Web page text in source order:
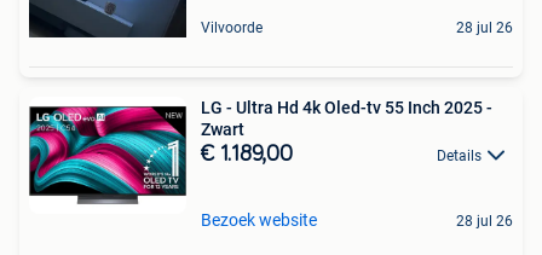
Vilvoorde 28 jul 26
LG - Ultra Hd 4k Oled-tv 55 Inch 2025 -
Zwart
€ 1.189,00 Details
Bezoek website 28 jul 26